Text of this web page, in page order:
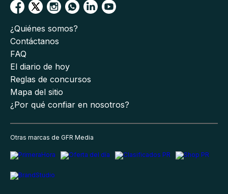
¿Quiénes somos?
Contáctanos
FAQ
El diario de hoy
Reglas de concursos
Mapa del sitio
¿Por qué confiar en nosotros?
Otras marcas de GFR Media